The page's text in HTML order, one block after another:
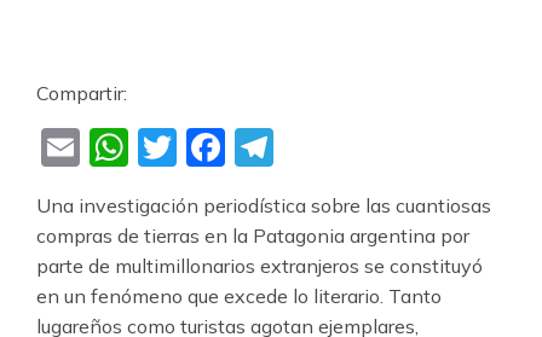
Compartir:
EmailWhatsApp
TwitterFacebook
Una investigación periodística sobre las cuantiosas
compras de tierras en la Patagonia argentina por
parte de multimillonarios extranjeros se constituyó
en un fenómeno que excede lo literario. Tanto
lugareños como turistas agotan ejemplares,